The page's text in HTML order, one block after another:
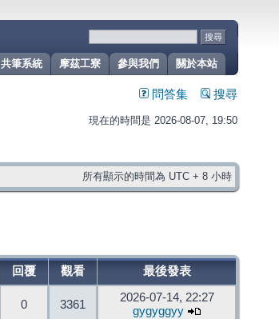
關於本站
參與我們
摩茲工寮
共筆系統
問答集 搜尋
現在的時間是 2026-08-07, 19:50
所有顯示的時間為 UTC + 8 小時
回覆 觀看 最後發表
0 3361
2026-07-14, 22:27
gygyggyy